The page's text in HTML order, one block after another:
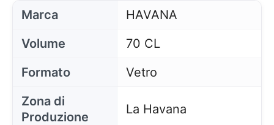
Marca
HAVANA
Volume
70 CL
Formato
Vetro
Zona di
Produzione
La Havana